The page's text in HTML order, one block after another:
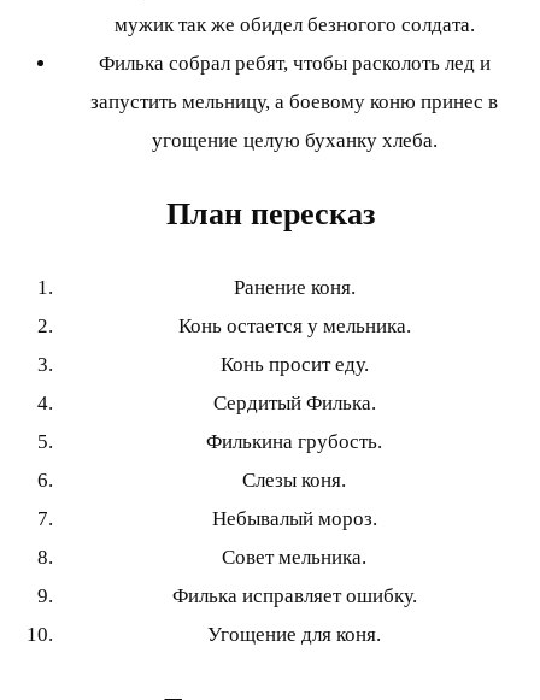
мужик так же обидел безногого солдата.
Филька собрал ребят, чтобы расколоть лед и
запустить мельницу, а боевому коню принес в
угощение целую буханку хлеба.
План пересказ
Ранение коня.
Конь остается у мельника.
Конь просит еду.
Сердитый Филька.
Филькина грубость.
Слезы коня.
Небывалый мороз.
Совет мельника.
Филька исправляет ошибку.
Угощение для коня.